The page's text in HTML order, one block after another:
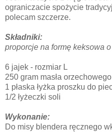
ograniczacie spożycie
polecam szczerze.
Składniki:
proporcje na formę keksowa o
6 jajek - rozmiar L
250 gram masła
1 płaska łyżka proszku do
1/2 łyżeczki soli
Wykonanie:
Do misy blendera ręcznego